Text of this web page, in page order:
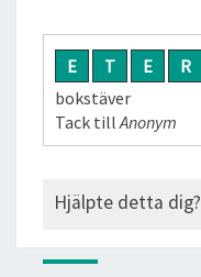
E T E R
bokstäver
Tack tillAnonym
Hjälpte detta dig?